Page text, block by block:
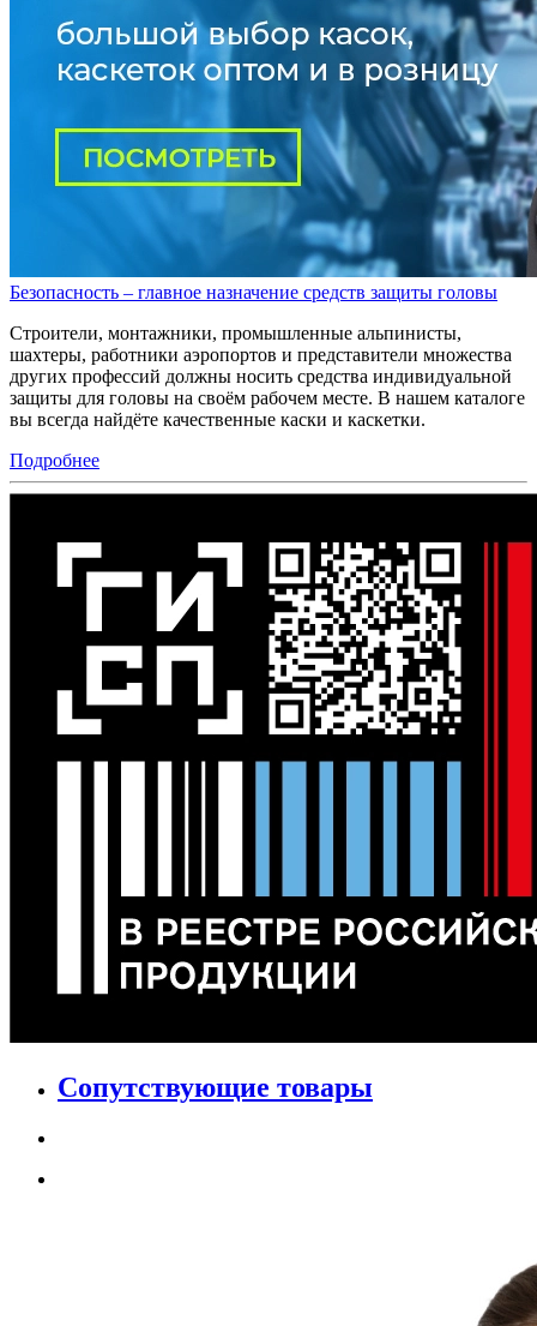
Безопасность – главное назначение средств защиты головы
Строители, монтажники, промышленные альпинисты,
шахтеры, работники аэропортов и представители множества
других профессий должны носить средства индивидуальной
защиты для головы на своём рабочем месте. В нашем каталоге
вы всегда найдёте качественные каски и каскетки.
Подробнее
Сопутствующие товары